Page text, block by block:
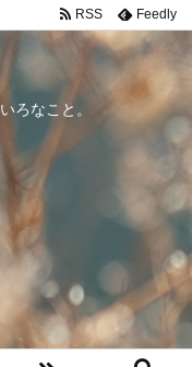
ろなこと。
RSS Feedly